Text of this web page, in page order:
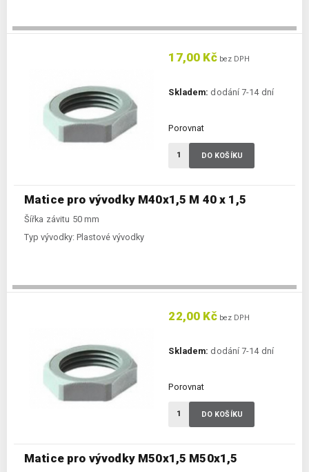
Matice pro vývodky M40x1,5 M 40 x 1,5
Šířka závitu 50 mm
Typ vývodky: Plastové vývodky
17,00 Kčbez DPH
Skladem: dodání 7-14 dní
Porovnat
DO KOŠÍKU
Matice pro vývodky M50x1,5 M50x1,5
22,00 Kčbez DPH
Skladem: dodání 7-14 dní
Porovnat
DO KOŠÍKU